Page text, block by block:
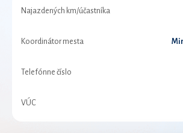
Najazdených km/účastníka
Koordinátor mesta
Telefónne číslo
VÚC